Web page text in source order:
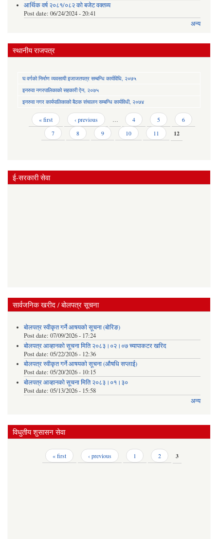
आर्थिक वर्ष २०८१/०८२ को बजेट वक्तव्य
Post date: 06/24/2024 - 20:41
अन्य
स्थानीय राजपत्र
घ वर्गको निर्माण व्यवसायी इजाजतपत्र सम्बन्धि कार्यविधि, २०७५
इनरुवा नगरपालिकाको सहकारी ऐन, २०७५
इनरुवा नगर कार्यपालिकाको बैठक संचालन सम्बन्धि कार्यविधी, २०७४
Pages « first ‹ previous … 4 5
6
7
8 9 10 11 12
ई-सरकारी सेवा
सार्वजनिक खरीद / बोलपत्र सूचना
बोलपत्र स्वीकृत गर्ने आषयको सूचना (बोरिङ)
Post date: 07/09/2026 - 17:24
बोलपत्र आव्हानको सूचना मिति २०८३।०२।०७ च्यापाकटर खरिद
Post date: 05/22/2026 - 12:36
बोलपत्र स्वीकृत गर्ने आषयको सूचना (औषधि सप्लाई)
Post date: 05/20/2026 - 10:15
बोलपत्र आव्हानको सूचना मिति २०८३।०१।३०
Post date: 05/13/2026 - 15:58
अन्य
विधुतीय शुसासन सेवा
« first ‹ previous 1 2 3